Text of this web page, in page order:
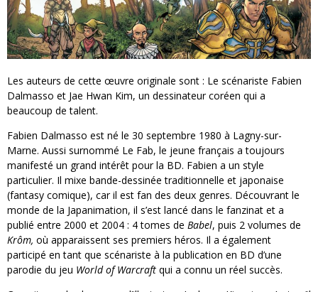
Les auteurs de cette œuvre originale sont : Le scénariste Fabien
Dalmasso et Jae Hwan Kim, un dessinateur coréen qui a
beaucoup de talent.
Fabien Dalmasso est né le 30 septembre 1980 à Lagny-sur-
Marne. Aussi surnommé Le Fab, le jeune français a toujours
manifesté un grand intérêt pour la BD. Fabien a un style
particulier. Il mixe bande-dessinée traditionnelle et japonaise
(fantasy comique), car il est fan des deux genres. Découvrant le
monde de la Japanimation, il s’est lancé dans le fanzinat et a
publié entre 2000 et 2004 : 4 tomes de Babel, puis 2 volumes de
Krôm, où apparaissent ses premiers héros. Il a également
participé en tant que scénariste à la publication en BD d’une
parodie du jeu World of Warcraft qui a connu un réel succès.